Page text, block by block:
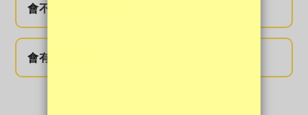
會不會有私隱包裝？
會有退貨服務？